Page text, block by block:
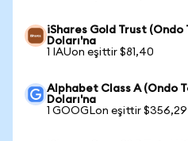
iShares Gold Trust
Doları'na
1 IAUon eşittir $81,40
Alphabet Class A (Ondo
Doları'na
1 GOOGLon eşittir $356,29